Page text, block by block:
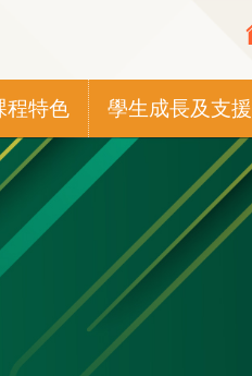
程特色 學生成長及支援